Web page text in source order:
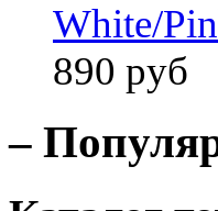
White/
890 руб
–